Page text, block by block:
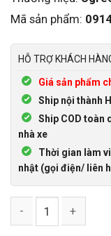
Mã sản phẩm:
HỖ TRỢ KHÁCH
Giá sản phẩm
Ship nội thành
Ship COD toàn
nhà xe
Thời gian làm
nhật (gọi điện/ liên